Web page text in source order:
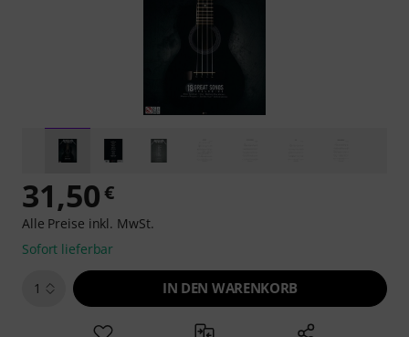
31,50€
Alle Preise inkl. MwSt.
Sofort lieferbar
1 IN DEN WARENKORB